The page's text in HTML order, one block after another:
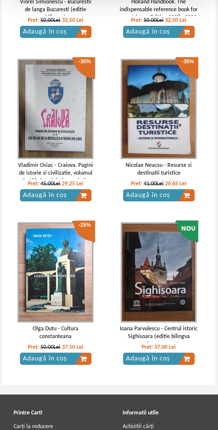
Viorel Simionescu - Bucurestii
de langa Bucuresti (editie
bilingva)
Pret:50,00Lei 32,50 Lei
Adaugă în coș
Holland Handbook. The
indispensable reference book for
expatriates. Edition 2008 - 2009
Pret:50,00Lei 32,50 Lei
Adaugă în coș
-35%
Vladimir Osiac - Craiova. Pagini
de istorie si civilizatie, volumul
2. 150 de ani de la revolutia
romana din 1848
Pret:45,00Lei 29,25 Lei
Adaugă în coș
-35%
Nicolae Neacsu - Resurse si
destinatii turistice
Pret:41,00Lei 26,65 Lei
Adaugă în coș
-25%
Olga Dutu - Cultura
constanteana
Pret:50,00Lei 37,50 Lei
Adaugă în coș
Ioana Parvulescu - Centrul istoric
Sighisoara (editie bilingva
engleza-romana)
Pret:37,00 Lei
Adaugă în coș
Printre Carti
Carți la reducere
Informatii utile
Achizitii cărți